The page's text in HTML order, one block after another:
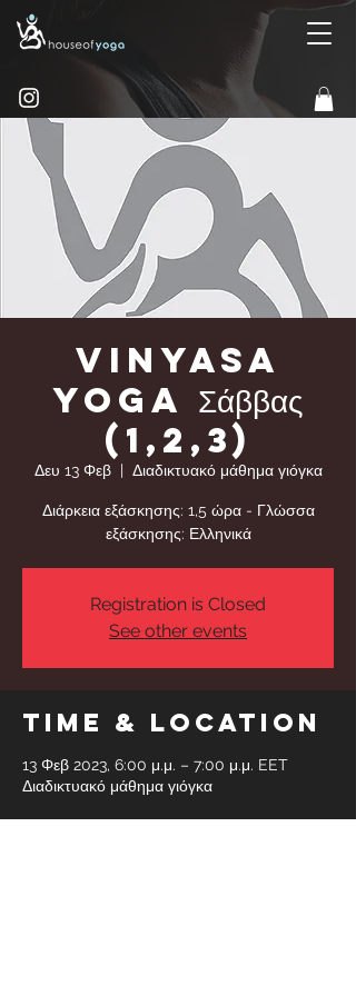
Vinyasa
yoga Σάββας
(1,2,3)
Δευ 13 Φεβ
  |
Διαδικτυακό μάθημα γιόγκα
Διάρκεια εξάσκησης: 1,5 ώρα - Γλώσσα
εξάσκησης: Ελληνικά
Registration is Closed
See other events
Time & Location
13 Φεβ 2023, 6:00 μ.μ. – 7:00 μ.μ. EET
Διαδικτυακό μάθημα γιόγκα